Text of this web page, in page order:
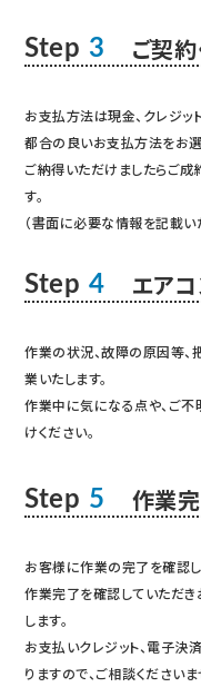
Step 3 ご契
お支払方法は現金、クレジッ
都合の良いお支払方法をお選
ご納得いただけましたらご成
す。
（書面に必要な情報を記載い
Step 4 エア
作業の状況、故障の原因等、
業いたします。
作業中に気になる点や、ご
けください。
Step 5 作業
お客様に作業の完了を確認し
作業完了を確認していただ
します。
お支払いクレジット、電子決
りますので、ご相談くださいま